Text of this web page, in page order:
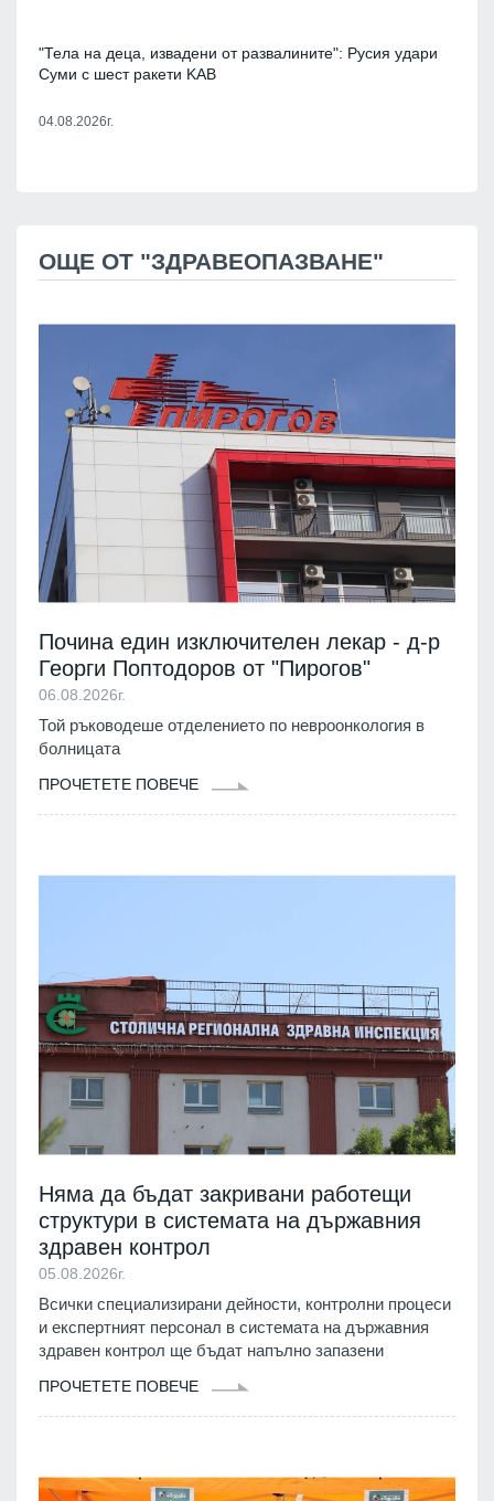
"Тела на деца, извадени от развалините": Русия удари
Суми с шест ракети KAB
04.08.2026г.
ОЩЕ ОТ "ЗДРАВЕОПАЗВАНЕ"
Почина един изключителен лекар - д-р
Георги Поптодоров от "Пирогов"
06.08.2026г.
Той ръководеше отделението по невроонкология в
болницата
ПРОЧЕТЕТЕ ПОВЕЧЕ
Няма да бъдат закривани работещи
структури в системата на държавния
здравен контрол
05.08.2026г.
Всички специализирани дейности, контролни процеси
и експертният персонал в системата на държавния
здравен контрол ще бъдат напълно запазени
ПРОЧЕТЕТЕ ПОВЕЧЕ